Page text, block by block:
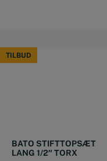
TILBUD
TILBUD
BATO STIFTTOPSÆT
LANG 1/2″ TORX